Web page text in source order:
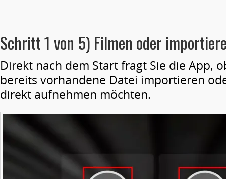
Schritt 1 von 5) Filmen oder
Direkt nach dem Start fragt Sie die App,
bereits vorhandene Datei importieren
direkt aufnehmen möchten.